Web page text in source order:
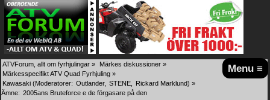
Menu ≡
ATVForum, allt om fyrhjulingar » Märkes diskussioner »
Märkesspecifikt ATV Quad Fyrhjuling »
Kawasaki (Moderatorer: Outlander, STENE Rickard Marklund) »
Ämne: 2005ans Bruteforce e de förgasare på den